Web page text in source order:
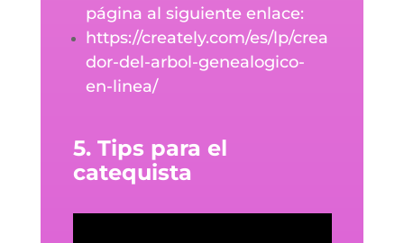
página al siguiente enlace:
https://creately.com/es/lp/crea
dor-del-arbol-genealogico-
en-linea/
5. Tips para el
catequista